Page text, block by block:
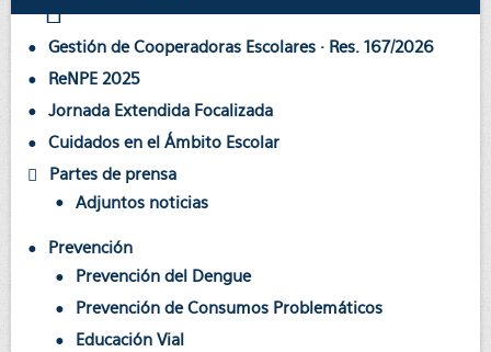
Gestión de Cooperadoras Escolares · Res. 167/2026
ReNPE 2025
Jornada Extendida Focalizada
Cuidados en el Ámbito Escolar
Partes de prensa
Adjuntos noticias
Prevención
Prevención del Dengue
Prevención de Consumos Problemáticos
Educación Vial